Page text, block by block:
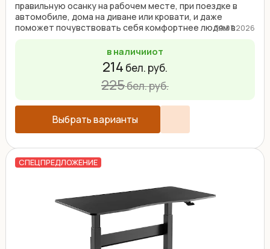
правильную осанку на рабочем месте, при поездке в
автомобиле, дома на диване или кровати, и даже
поможет почувствовать себя комфортнее людям в30.07.2026
в наличииот
214 бел. руб.
225бел. руб.
Выбрать варианты
СПЕЦПРЕДЛОЖЕНИЕ